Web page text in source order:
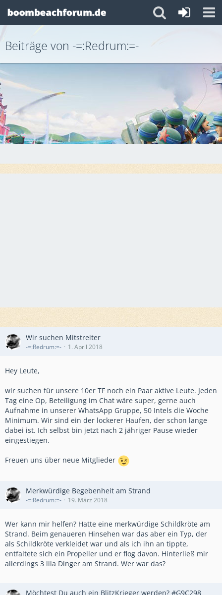
Beiträge von -=:Redrum:=-
Wir suchen Mitstreiter
-=:Redrum:=- 1. April 2018
Hey Leute,
wir suchen für unsere 10er TF noch ein Paar aktive Leute. Jeden
Tag eine Op, Beteiligung im Chat wäre super, gerne auch
Aufnahme in unserer WhatsApp Gruppe, 50 Intels die Woche
Minimum. Wir sind ein der lockerer Haufen, der schon lange
dabei ist. Ich selbst bin jetzt nach 2 jähriger Pause wieder
eingestiegen.
Freuen uns über neue Mitglieder
Merkwürdige Begebenheit am Strand
-=:Redrum:=- 19. März 2018
Wer kann mir helfen? Hatte eine merkwürdige Schildkröte am
Strand. Beim genaueren Hinsehen war das aber ein Typ, der
als Schildkröte verkleidet war und als ich ihn an tippte,
entfaltete sich ein Propeller und er flog davon. Hinterließ mir
allerdings 3 lila Dinger am Strand. Wer war das?
Möchtest Du auch ein BlitzKrieger werden? #G9C298